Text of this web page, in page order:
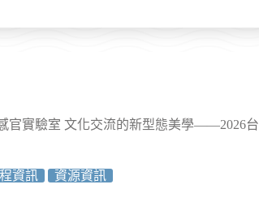
官實驗室 文化交流的新型態美學——2026台
資訊 資源資訊